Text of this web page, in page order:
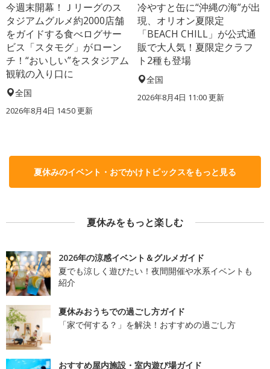
今週末開幕！Ｊリーグのス
タジアムグルメ約2000店舗
をガイドする食べログサー
ビス「スタモグ」がローン
チ！“おいしい”をスタジアム
観戦の入り口に
全国
2026年8月4日 14:50更新
冷やすと缶に“沖縄の海”が出
現、オリオン夏限定
「BEACH CHILL」が公式通
販で大人気！夏限定クラフ
ト2種も登場
全国
2026年8月4日 11:00更新
夏休みのイベント・おでかけトピックスをもっと見る
夏休みをもっと楽しむ
2026年の涼感イベント＆グルメガイド
夏でも涼しく遊びたい！夜間開催や水系イベントも
紹介
夏休みおうちでの過ごし方ガイド
「家で何する？」を解決！おすすめの過ごし方
おすすめ屋内施設・室内遊び場ガイド